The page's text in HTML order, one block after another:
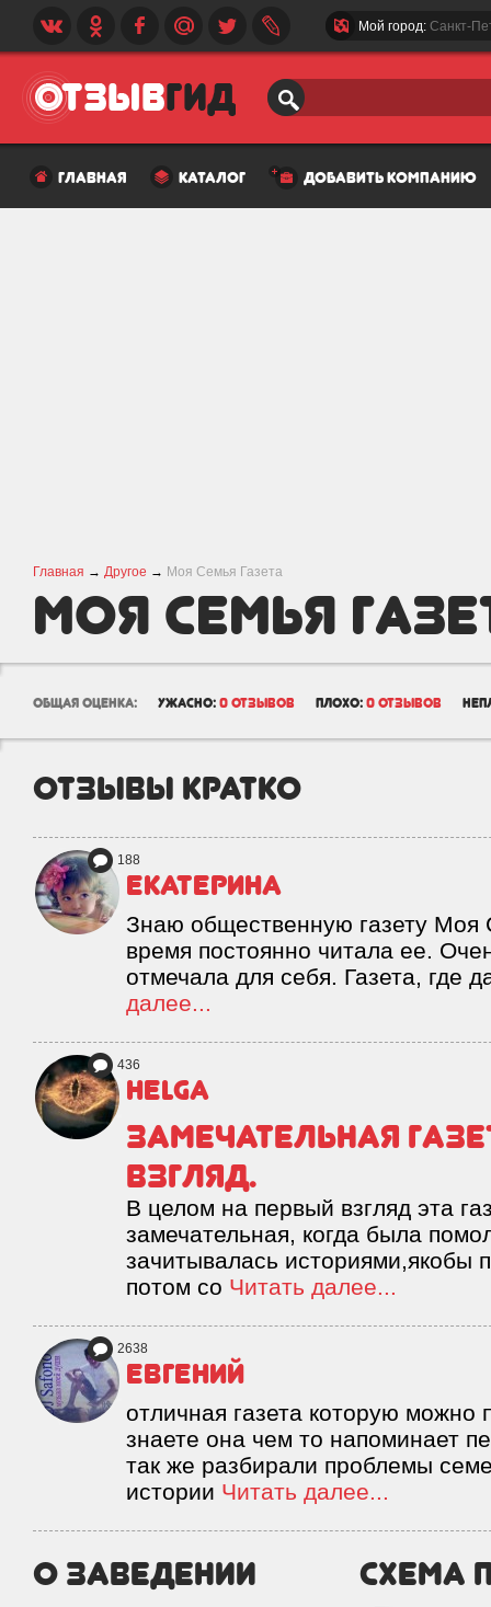
Мой город: Санкт-
главная каталог добавить компанию
Главная → Другое → Моя Семья Газета
Моя Семья
общая оценка: ужасно: 0 отзывов плохо: 0 отзывов
отзывы кратко
188
Екатерина
Знаю общественную газету
время постоянно читала ее.
отмечала для себя. Газета, где
далее...
436
Helga
Замечательная
взгляд.
В целом на первый взгляд эта
замечательная, когда была
зачитывалась историями,якобы
потом со Читать далее...
2638
евгений
отличная газета которую можно
знаете она чем то напоминает
так же разбирали проблемы
истории Читать далее...
о заведении схема